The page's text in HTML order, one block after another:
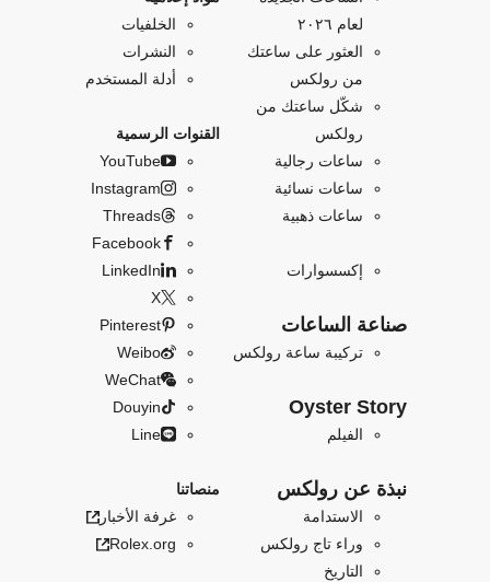
لعام ٢٠٢٦
العثور على ساعتك
من رولكس
شكّل ساعتك من
رولكس
ساعات رجالية
ساعات نسائية
ساعات ذهبية
إكسسوارات
صناعة الساعات
تركيبة ساعة رولكس
Oyster Story
الفيلم
نبذة عن رولكس
الاستدامة
وراء تاج رولكس
التاريخ
الخلفيات
النشرات
أدلة المستخدم
القنوات الرسمية
YouTube
Instagram
Threads
Facebook
LinkedIn
X
Pinterest
Weibo
WeChat
Douyin
Line
منصاتنا
غرفة الأخبار
Rolex.org